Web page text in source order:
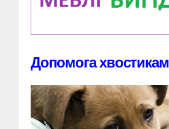
Допомога хвостикам